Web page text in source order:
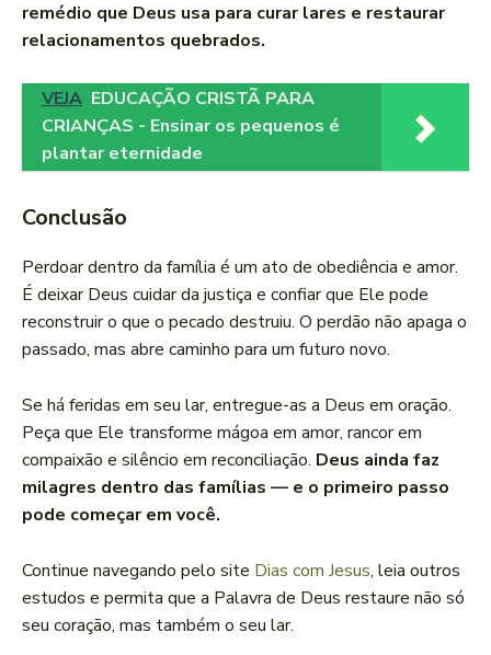
remédio que Deus usa para curar lares e restaurar
relacionamentos quebrados.
VEJA EDUCAÇÃO CRISTÃ PARA
CRIANÇAS - Ensinar os pequenos é
plantar eternidade
Conclusão
Perdoar dentro da família é um ato de obediência e amor.
É deixar Deus cuidar da justiça e confiar que Ele pode
reconstruir o que o pecado destruiu. O perdão não apaga o
passado, mas abre caminho para um futuro novo.
Se há feridas em seu lar, entregue-as a Deus em oração.
Peça que Ele transforme mágoa em amor, rancor em
compaixão e silêncio em reconciliação. Deus ainda faz
milagres dentro das famílias — e o primeiro passo
pode começar em você.
Continue navegando pelo site Dias com Jesus, leia outros
estudos e permita que a Palavra de Deus restaure não só
seu coração, mas também o seu lar.